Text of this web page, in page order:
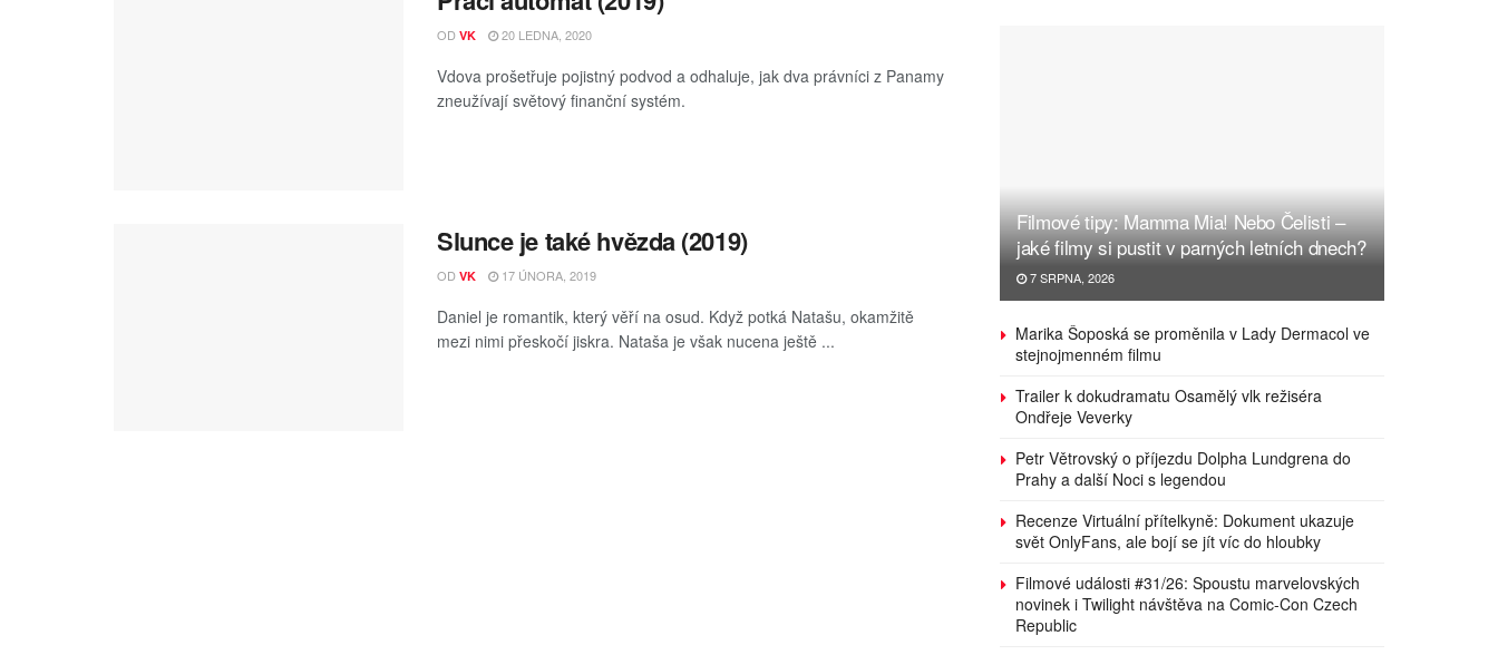
OD VK 20 LEDNA, 2020
Vdova prošetřuje pojistný podvod a odhaluje, jak dva právníci z Panamy
zneužívají světový finanční systém.
Slunce je také hvězda (2019)
OD VK 17 ÚNORA, 2019
Daniel je romantik, který věří na osud. Když potká Natašu, okamžitě
mezi nimi přeskočí jiskra. Nataša je však nucena ještě ...
Filmové tipy: Mamma Mia! Nebo Čelisti –
jaké filmy si pustit v parných letních dnech?
7 SRPNA, 2026
Marika Šoposká se proměnila v Lady Dermacol ve
stejnojmenném filmu
Trailer k dokudramatu Osamělý vlk režiséra
Ondřeje Veverky
Petr Větrovský o příjezdu Dolpha Lundgrena do
Prahy a další Noci s legendou
Recenze Virtuální přítelkyně: Dokument ukazuje
svět OnlyFans, ale bojí se jít víc do hloubky
Filmové události #31/26: Spoustu marvelovských
novinek i Twilight návštěva na Comic-Con Czech
Republic